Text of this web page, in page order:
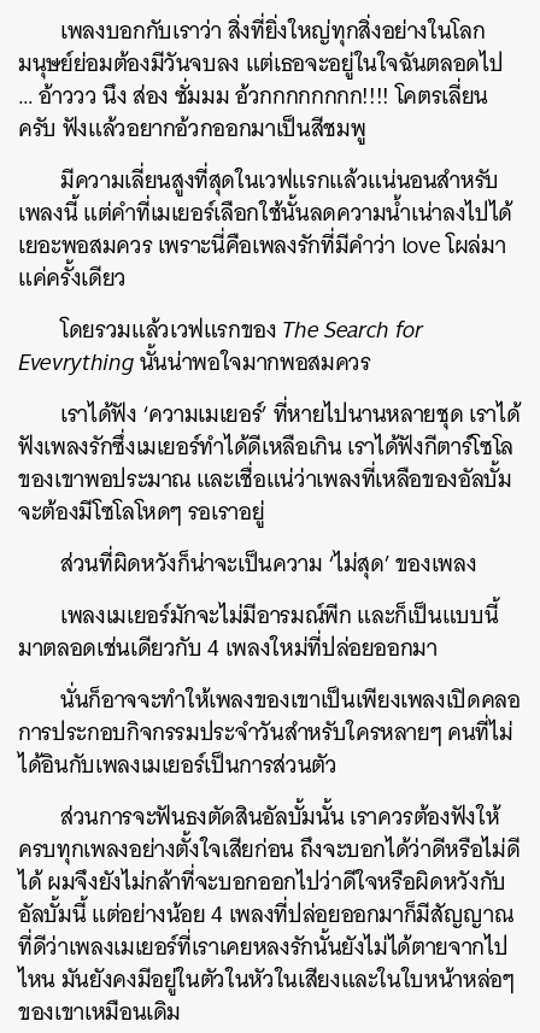
เพลงบอกกับเราว่า สิ่งที่ยิ่งใหญ่ทุกสิ่งอย่างในโลก
มนุษย์ย่อมต้องมีวันจบลง แต่เธอจะอยู่ในใจฉันตลอดไป
… อ้าววว นึง ส่อง ซั่มมม อ้วกกกกกกกก!!!! โคตรเลี่ยน
ครับ ฟังแล้วอยากอ้วกออกมาเป็นสีชมพู
มีความเลี่ยนสูงที่สุดในเวฟแรกแล้วแน่นอนสำหรับ
เพลงนี้ แต่คำที่เมเยอร์เลือกใช้นั้นลดความน้ำเน่าลงไปได้
เยอะพอสมควร เพราะนี่คือเพลงรักที่มีคำว่า love โผล่มา
แค่ครั้งเดียว
โดยรวมแล้วเวฟแรกของThe Search for
Evevrythingนั้นน่าพอใจมากพอสมควร
เราได้ฟัง ‘ความเมเยอร์’ ที่หายไปนานหลายชุด เราได้
ฟังเพลงรักซึ่งเมเยอร์ทำได้ดีเหลือเกิน เราได้ฟังกีตาร์โซโล
ของเขาพอประมาณ และเชื่อแน่ว่าเพลงที่เหลือของอัลบั้ม
จะต้องมีโซโลโหดๆ รอเราอยู่
ส่วนที่ผิดหวังก็น่าจะเป็นความ ‘ไม่สุด’ ของเพลง
เพลงเมเยอร์มักจะไม่มีอารมณ์พีก และก็เป็นแบบนี้
มาตลอดเช่นเดียวกับ 4 เพลงใหม่ที่ปล่อยออกมา
นั่นก็อาจจะทำให้เพลงของเขาเป็นเพียงเพลงเปิดคลอ
การประกอบกิจกรรมประจำวันสำหรับใครหลายๆ คนที่ไม่
ได้อินกับเพลงเมเยอร์เป็นการส่วนตัว
ส่วนการจะฟันธงตัดสินอัลบั้มนั้น เราควรต้องฟังให้
ครบทุกเพลงอย่างตั้งใจเสียก่อน ถึงจะบอกได้ว่าดีหรือไม่ดี
ได้ ผมจึงยังไม่กล้าที่จะบอกออกไปว่าดีใจหรือผิดหวังกับ
อัลบั้มนี้ แต่อย่างน้อย 4 เพลงที่ปล่อยออกมาก็มีสัญญาณ
ที่ดีว่าเพลงเมเยอร์ที่เราเคยหลงรักนั้นยังไม่ได้ตายจากไป
ไหน มันยังคงมีอยู่ในตัวในหัวในเสียงและในใบหน้าหล่อๆ
ของเขาเหมือนเดิม